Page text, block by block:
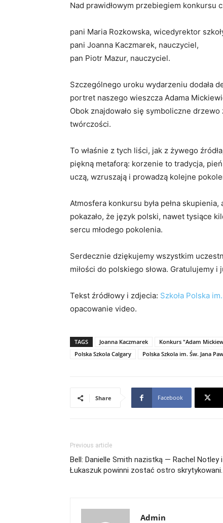
Nad prawidłowym przebiegiem konkursu
pani Maria Rozkowska, wicedyrektor
pani Joanna Kaczmarek, nauczyciel,
pan Piotr Mazur, nauczyciel.
Szczególnego uroku wydarzeniu dodała
portret naszego wieszcza Adama
Obok znajdowało się symboliczne
twórczości.
To właśnie z tych liści, jak z żywego
piękną metaforą: korzenie to tradycja,
uczą, wzruszają i prowadzą kolejne
Atmosfera konkursu była pełna
pokazało, że język polski, nawet tysiące
sercu młodego pokolenia.
Serdecznie dziękujemy wszystkim
miłości do polskiego słowa. Gratulujemy
Tekst źródłowy i zdjecia: Szkoła Polska
opacowanie video.
TAGS Joanna Kaczmarek Konkurs "Adam
Polska Szkola Calgary
Polska Szkola im. Św. Jana
Share Facebook
Previous article
Bell: Danielle Smith nazistką — Rachel Notley i
Łukaszuk powinni zostać ostro skrytykowani.
Admin